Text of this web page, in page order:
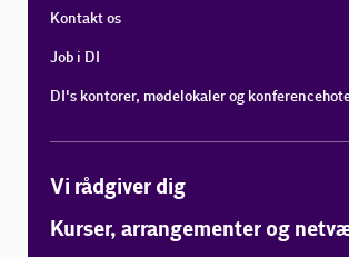
Kontakt os
Job i DI
DI's kontorer, mødelokaler og
Vi rådgiver dig
Kurser, arrangementer og